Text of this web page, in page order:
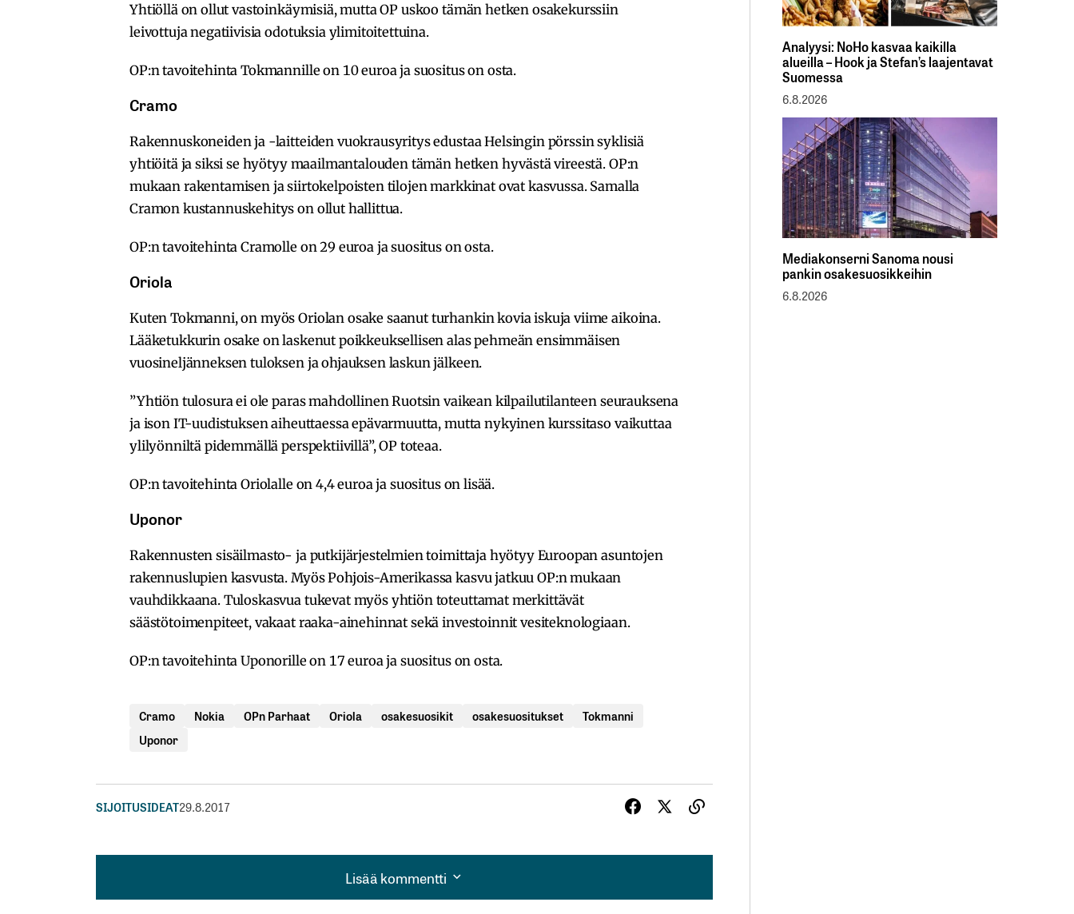
Yhtiöllä on ollut vastoinkäymisiä, mutta OP uskoo tämän hetken osakekurssiin
leivottuja negatiivisia odotuksia ylimitoitettuina.
OP:n tavoitehinta Tokmannille on 10 euroa ja suositus on osta.
Cramo
Rakennuskoneiden ja -laitteiden vuokrausyritys edustaa Helsingin pörssin syklisiä
yhtiöitä ja siksi se hyötyy maailmantalouden tämän hetken hyvästä vireestä. OP:n
mukaan rakentamisen ja siirtokelpoisten tilojen markkinat ovat kasvussa. Samalla
Cramon kustannuskehitys on ollut hallittua.
OP:n tavoitehinta Cramolle on 29 euroa ja suositus on osta.
Oriola
Kuten Tokmanni, on myös Oriolan osake saanut turhankin kovia iskuja viime aikoina.
Lääketukkurin osake on laskenut poikkeuksellisen alas pehmeän ensimmäisen
vuosineljänneksen tuloksen ja ohjauksen laskun jälkeen.
”Yhtiön tulosura ei ole paras mahdollinen Ruotsin vaikean kilpailutilanteen seurauksena
ja ison IT-uudistuksen aiheuttaessa epävarmuutta, mutta nykyinen kurssitaso vaikuttaa
ylilyönniltä pidemmällä perspektiivillä”, OP toteaa.
OP:n tavoitehinta Oriolalle on 4,4 euroa ja suositus on lisää.
Uponor
Rakennusten sisäilmasto- ja putkijärjestelmien toimittaja hyötyy Euroopan asuntojen
rakennuslupien kasvusta. Myös Pohjois-Amerikassa kasvu jatkuu OP:n mukaan
vauhdikkaana. Tuloskasvua tukevat myös yhtiön toteuttamat merkittävät
säästötoimenpiteet, vakaat raaka-ainehinnat sekä investoinnit vesiteknologiaan.
OP:n tavoitehinta Uponorille on 17 euroa ja suositus on osta.
Cramo Nokia OPn Parhaat Oriola osakesuosikit osakesuositukset
Tokmanni
Uponor
SIJOITUSIDEAT29.8.2017
Lisää kommentti
Lisää kommentti
Analyysi: NoHo kasvaa kaikilla
alueilla – Hook ja Stefan’s laajentavat
Suomessa
6.8.2026
Mediakonserni Sanoma nousi
pankin osakesuosikkeihin
6.8.2026